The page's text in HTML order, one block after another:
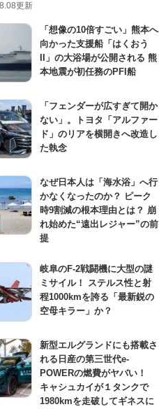
更新
「想像の10倍すごい」熊本へ
向かった支援船「はくおう
II」の大浴場が公開される 熊
本地震が初任務のPFI船
「フェンダーが広すぎて開か
ない」。トヨタ「アルファー
ド」のリアを横開きへ改造し
た執念
なぜ日本人は「海水浴」へ行
かなくなったのか？ ピーク
時9割減の根本理由とは？ 崩
れ始めた“遠出レジャー”の前
提
岐阜のF-2戦闘機に大型の謎
ミサイル！ ステルス性と射
程1000kmを誇る「最新鋭の
空母キラー」か？
新型エルグランドにも搭載さ
れる日産の第三世代e-
POWERの燃費がヤバい！
キャシュカイが１タンクで
1980kmを走破してギネスに